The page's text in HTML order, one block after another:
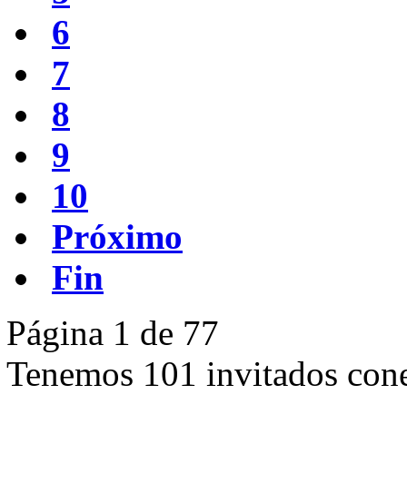
6
7
8
9
10
Próximo
Fin
Página 1 de 77
Tenemos 101 invitados